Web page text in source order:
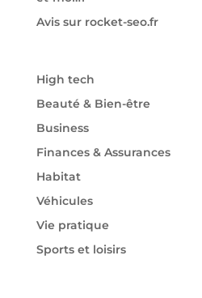
Avis sur rocket-seo.fr
High tech
Beauté & Bien-être
Business
Finances & Assurances
Habitat
Véhicules
Vie pratique
Sports et loisirs